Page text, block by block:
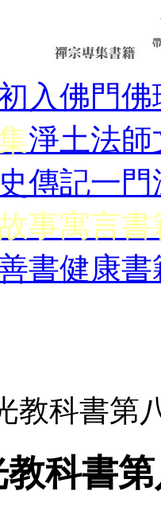
入佛門佛
淨土法師
傳記一門
事寓言書
書健康書
教科書第
科書